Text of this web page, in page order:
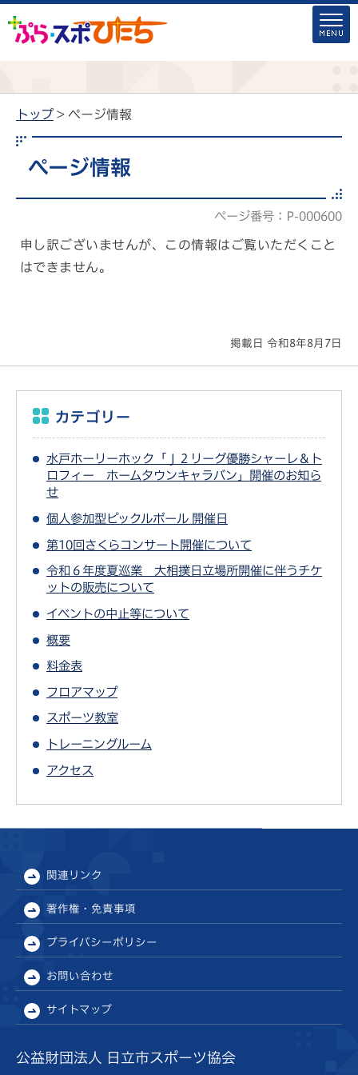
トップ > ページ情報
ページ情報
ページ番号：P-000600
申し訳ございませんが、この情報はご覧いただくこと
はできません。
掲載日 令和8年8月7日
カテゴリー
水戸ホーリーホック「Ｊ２リーグ優勝シャーレ＆ト
ロフィー ホームタウンキャラバン」開催のお知ら
せ
個人参加型ピックルボール 開催日
第10回さくらコンサート開催について
令和６年度夏巡業 大相撲日立場所開催に伴うチケ
ットの販売について
イベントの中止等について
概要
料金表
フロアマップ
スポーツ教室
トレーニングルーム
アクセス
関連リンク
著作権・免責事項
プライバシーポリシー
お問い合わせ
サイトマップ
公益財団法人 日立市スポーツ協会